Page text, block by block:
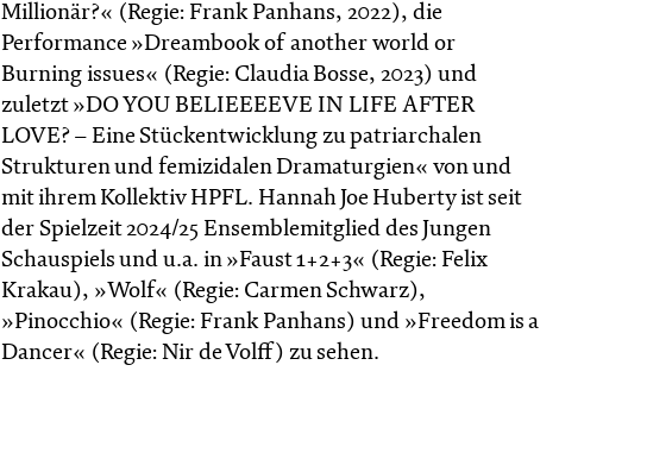
Millionär?« (Regie: Frank Panhans, 2022), die
Performance »Dreambook of another world or
Burning issues« (Regie: Claudia Bosse, 2023) und
zuletzt »DO YOU BELIEEEEVE IN LIFE AFTER
LOVE? – Eine Stückentwicklung zu patriarchalen
Strukturen und femizidalen Dramaturgien« von und
mit ihrem Kollektiv HPFL. Hannah Joe Huberty ist seit
der Spielzeit 2024/25 Ensemblemitglied des Jungen
Schauspiels und u.a. in »Faust 1+2+3« (Regie: Felix
Krakau), »Wolf« (Regie: Carmen Schwarz),
»Pinocchio« (Regie: Frank Panhans) und »Freedom is a
Dancer« (Regie: Nir de Volff) zu sehen.